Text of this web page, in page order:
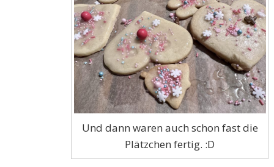
Und dann waren auch schon fast die
Plätzchen fertig. :D